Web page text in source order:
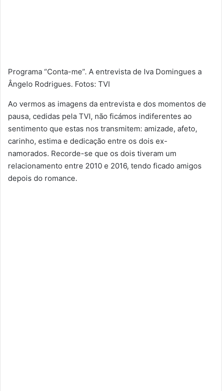
Programa “Conta-me”. A entrevista de Iva Domingues a
Ângelo Rodrigues. Fotos: TVI
Ao vermos as imagens da entrevista e dos momentos de
pausa, cedidas pela TVI, não ficámos indiferentes ao
sentimento que estas nos transmitem: amizade, afeto,
carinho, estima e dedicação entre os dois ex-
namorados. Recorde-se que os dois tiveram um
relacionamento entre 2010 e 2016, tendo ficado amigos
depois do romance.